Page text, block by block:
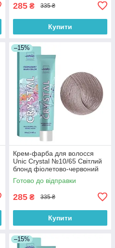
285 ₴ 335 ₴
Купити
–15%
Крем-фарба для волосся
Unic Crystal №10/65 Світлий
блонд фіолетово-червоний
100 мл
Готово до відправки
285 ₴ 335 ₴
Купити
–15%